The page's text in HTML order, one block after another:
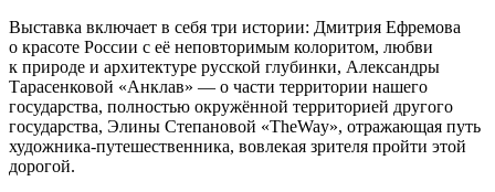
Выставка включает в себя три истории: Дмитрия Ефремова
о красоте России с её неповторимым колоритом, любви
к природе и архитектуре русской глубинки, Александры
Тарасенковой «Анклав» — о части территории нашего
государства, полностью окружённой территорией другого
государства, Элины Степановой «TheWay», отражающая путь
художника-путешественника, вовлекая зрителя пройти этой
дорогой.